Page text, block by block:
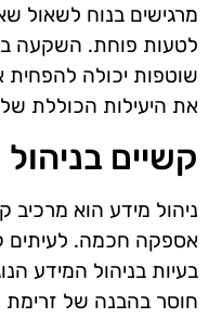
מרגישים בנוח לשאול
לטעות פוחת. השקעה
שוטפות יכולה להפחית
את היעילות הכוללת
קשיים
ניהול מידע הוא
אספקה חכמה. לעיתים
בעיות בניהול המידע
חוסר בהבנה של זרימת